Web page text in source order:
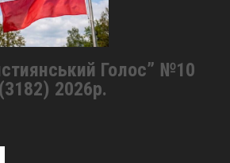
Голос” №10
(3182) 2026р.